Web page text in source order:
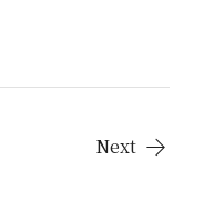
Next